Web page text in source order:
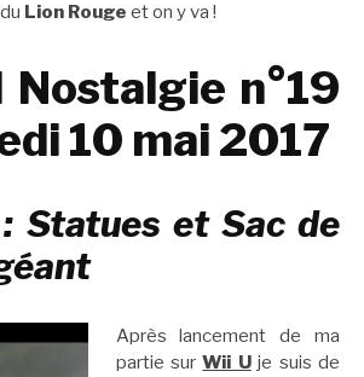
Lion Rouge et on y va !
Nostalgie n°19
10 mai 2017
Statues et Sac de
Après lancement de ma
partie surWii Uje suis de